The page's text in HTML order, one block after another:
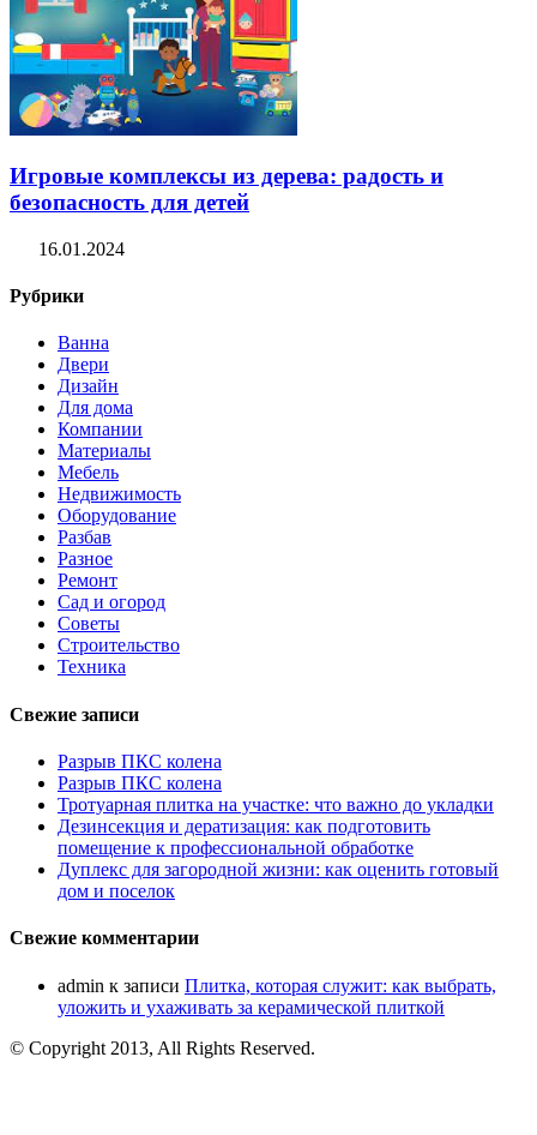
Игровые комплексы из дерева: радость и
безопасность для детей
16.01.2024
Рубрики
Ванна
Двери
Дизайн
Для дома
Компании
Материалы
Мебель
Недвижимость
Оборудование
Разбав
Разное
Ремонт
Сад и огород
Советы
Строительство
Техника
Свежие записи
Разрыв ПКС колена
Разрыв ПКС колена
Тротуарная плитка на участке: что важно до укладки
Дезинсекция и дератизация: как подготовить
помещение к профессиональной обработке
Дуплекс для загородной жизни: как оценить готовый
дом и поселок
Свежие комментарии
admin к записи Плитка, которая служит: как выбрать,
уложить и ухаживать за керамической плиткой
© Copyright 2013, All Rights Reserved.